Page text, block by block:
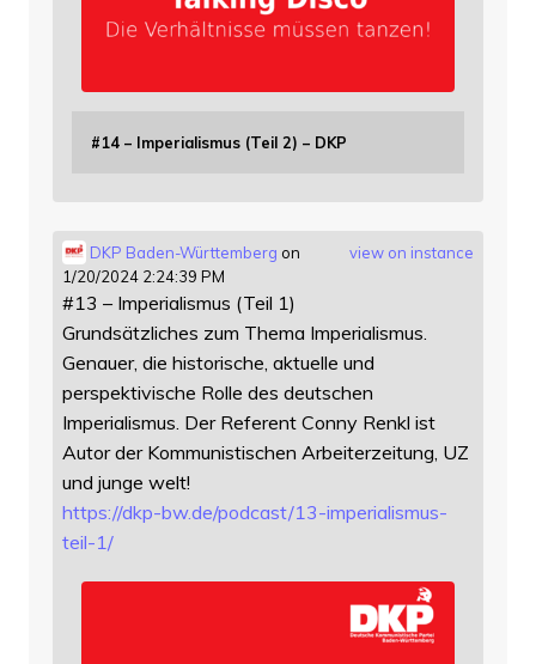
#14 – Imperialismus (Teil 2) – DKP
view on instance
DKP Baden-Württemberg on
1/20/2024 2:24:39 PM
#13 – Imperialismus (Teil 1)
Grundsätzliches zum Thema Imperialismus.
Genauer, die historische, aktuelle und
perspektivische Rolle des deutschen
Imperialismus. Der Referent Conny Renkl ist
Autor der Kommunistischen Arbeiterzeitung, UZ
und junge welt!
https://dkp-bw.de/podcast/13-imperialismus-
teil-1/